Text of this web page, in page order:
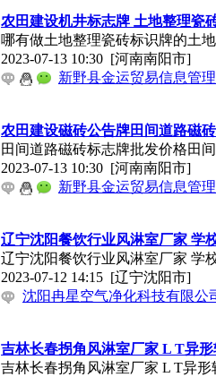
农田建设机井标志牌 土地整理瓷
哪有做土地整理瓷砖标识牌的土
2023-07-13 10:30 [河南南阳市]
新野县金运贸易信息管
农田建设磁砖公告牌田间道路磁
田间道路磁砖标志牌批发价格田
2023-07-13 10:30 [河南南阳市]
新野县金运贸易信息管
辽宁沈阳餐饮行业风淋室厂家 学
辽宁沈阳餐饮行业风淋室厂家 学
2023-07-12 14:15 [辽宁沈阳市]
沈阳冉星空气净化科技有限公
吉林长春拐角风淋室厂家 L T异
吉林长春拐角风淋室厂家 L T异形